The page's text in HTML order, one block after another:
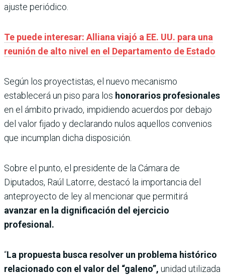
ajuste periódico.
Te puede interesar: Alliana viajó a EE. UU. para una
reunión de alto nivel en el Departamento de Estado
Según los proyectistas, el nuevo mecanismo
establecerá un piso para los honorarios profesionales
en el ámbito privado, impidiendo acuerdos por debajo
del valor fijado y declarando nulos aquellos convenios
que incumplan dicha disposición.
Sobre el punto, el presidente de la Cámara de
Diputados, Raúl Latorre, destacó la importancia del
anteproyecto de ley al mencionar que permitirá
avanzar en la dignificación del ejercicio
profesional.
“La propuesta busca resolver un problema histórico
relacionado con el valor del “galeno”, unidad utilizada